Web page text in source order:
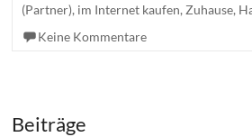
(Partner), im Internet kaufen, Zuhause,
Keine Kommentare
Beiträge